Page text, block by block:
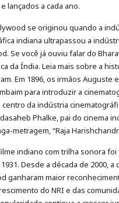
lançados a cada ano.
se originou quando a
indiana ultrapassou a
Se você já ouviu falar do
da Índia. Leia mais sobre a
Em 1896, os irmãos Auguste
para introduzir a
da indústria
Phalke, pai do cinema
metragem, “Raja
indiano com trilha sonora foi
Desde a década de 2000, a
ganharam maior
do NRI e das